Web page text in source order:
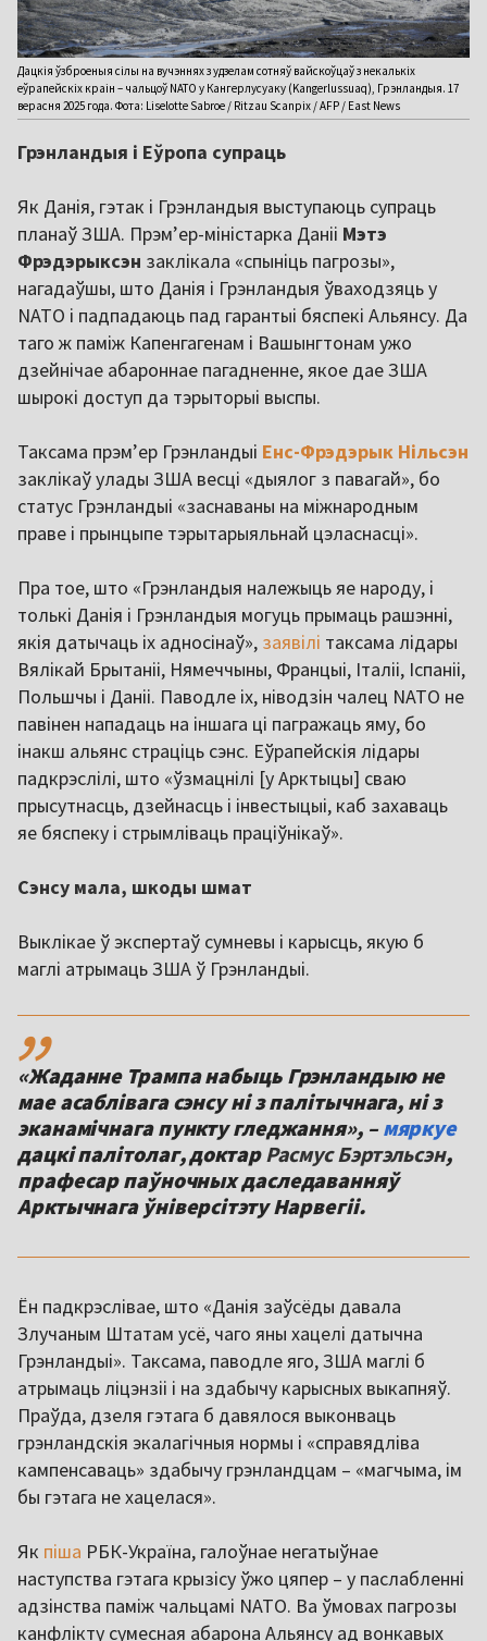
Дацкія ўзброеныя сілы на вучэннях з удзелам сотняў вайскоўцаў з некалькіх
еўрапейскіх краін – чальцоў NATO у Кангерлусуаку (Kangerlussuaq), Грэнландыя. 17
верасня 2025 года. Фота: Liselotte Sabroe / Ritzau Scanpix / AFP / East News
Грэнландыя і Еўропа супраць
Як Данія, гэтак і Грэнландыя выступаюць супраць
планаў ЗША. Прэмʼер-міністарка Даніі Мэтэ
Фрэдэрыксэн заклікала «спыніць пагрозы»,
нагадаўшы, што Данія і Грэнландыя ўваходзяць у
NATO і падпадаюць пад гарантыі бяспекі Альянсу. Да
таго ж паміж Капенгагенам і Вашынгтонам ужо
дзейнічае абароннае пагадненне, якое дае ЗША
шырокі доступ да тэрыторыі выспы.
Таксама прэмʼер Грэнландыі Енс-Фрэдэрык Нільсэн
заклікаў улады ЗША весці «дыялог з павагай», бо
статус Грэнландыі «заснаваны на міжнародным
праве і прынцыпе тэрытарыяльнай цэласнасці».
Пра тое, што «Грэнландыя належыць яе народу, і
толькі Данія і Грэнландыя могуць прымаць рашэнні,
якія датычаць іх адносінаў», заявілі таксама лідары
Вялікай Брытаніі, Нямеччыны, Францыі, Італіі, Іспаніі,
Польшчы і Даніі. Паводле іх, ніводзін чалец NATO не
павінен нападаць на іншага ці пагражаць яму, бо
інакш альянс страціць сэнс. Еўрапейскія лідары
падкрэслілі, што «ўзмацнілі [у Арктыцы] сваю
прысутнасць, дзейнасць і інвестыцыі, каб захаваць
яе бяспеку і стрымліваць праціўнікаў».
Сэнсу мала, шкоды шмат
Выклікае ў экспертаў сумневы і карысць, якую б
маглі атрымаць ЗША ў Грэнландыі.
,,
«Жаданне Трампа набыць Грэнландыю не
мае асаблівага сэнсу ні з палітычнага, ні з
эканамічнага пункту гледжання», – мяркуе
дацкі палітолаг, доктар Расмус Бэртэльсэн,
прафесар паўночных даследаванняў
Арктычнага ўніверсітэту Нарвегіі.
Ён падкрэслівае, што «Данія заўсёды давала
Злучаным Штатам усё, чаго яны хацелі датычна
Грэнландыі». Таксама, паводле яго, ЗША маглі б
атрымаць ліцэнзіі і на здабычу карысных выкапняў.
Праўда, дзеля гэтага б давялося выконваць
грэнландскія экалагічныя нормы і «справядліва
кампенсаваць» здабычу грэнландцам – «магчыма, ім
бы гэтага не хацелася».
Як піша РБК-Україна, галоўнае негатыўнае
наступства гэтага крызісу ўжо цяпер – у паслабленні
адзінства паміж чальцамі NATO. Ва ўмовах пагрозы
канфлікту сумесная абарона Альянсу ад вонкавых